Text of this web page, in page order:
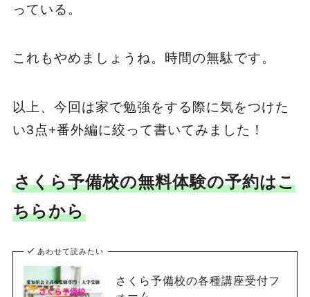
っている。
これもやめましょうね。時間の無駄です。
以上、今回は家で勉強をする際に気をつけた
い3点+番外編に絞って書いてみました！
さくら予備校の無料体験の予約はこ
ちらから
あわせて読みたい
さくら予備校の各種講座受付フ